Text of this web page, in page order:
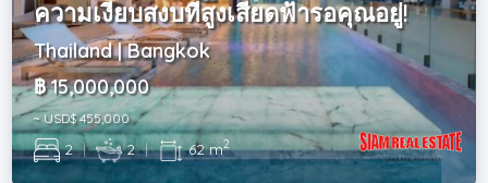
ความเงียบสงบที่สูงเสียดฟ้ารอคุณอยู่!
Thailand | Bangkok
฿ 15,000,000
~ USD$ 455,000
2 | 2 | 62 m2